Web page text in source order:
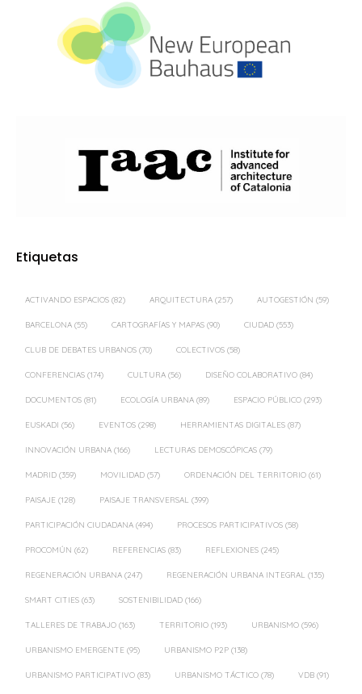
Etiquetas
ACTIVANDO ESPACIOS (82) ARQUITECTURA (257) AUTOGESTIÓN (59)
BARCELONA (55) CARTOGRAFÍAS Y MAPAS (90) CIUDAD (553)
CLUB DE DEBATES URBANOS (70) COLECTIVOS (58)
CONFERENCIAS (174) CULTURA (56) DISEÑO COLABORATIVO (84)
DOCUMENTOS (81) ECOLOGÍA URBANA (89) ESPACIO PÚBLICO (293)
EUSKADI (56) EVENTOS (298) HERRAMIENTAS DIGITALES (87)
INNOVACIÓN URBANA (166) LECTURAS DEMOSCÓPICAS (79)
MADRID (359) MOVILIDAD (57) ORDENACIÓN DEL TERRITORIO (61)
PAISAJE (128) PAISAJE TRANSVERSAL (399)
PARTICIPACIÓN CIUDADANA (494) PROCESOS PARTICIPATIVOS (58)
PROCOMÚN (62) REFERENCIAS (83) REFLEXIONES (245)
REGENERACIÓN URBANA (247) REGENERACIÓN URBANA INTEGRAL (135)
SMART CITIES (63) SOSTENIBILIDAD (166)
TALLERES DE TRABAJO (163) TERRITORIO (193) URBANISMO (596)
URBANISMO EMERGENTE (95) URBANISMO P2P (138)
URBANISMO PARTICIPATIVO (83) URBANISMO TÁCTICO (78) VDB (91)